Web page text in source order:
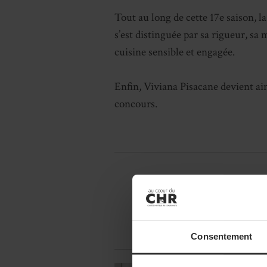
Consentement
Tout au long de cette 17e saison,
s’est distinguée par sa rigueur,
cuisine sensible et engagée.
Enfin, Viviana Pisacane devient
concours.